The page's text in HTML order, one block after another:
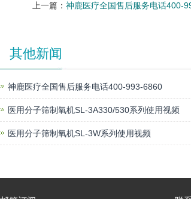
上一篇：神鹿医疗全国售后服务电话400-
其他新闻
神鹿医疗全国售后服务电话400-993-6860
医用分子筛制氧机SL-3A330/530系列使用视频
医用分子筛制氧机SL-3W系列使用视频